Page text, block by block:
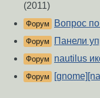
(2011)
Форум Вопрос
Форум Панели
Форум nautilus
Форум